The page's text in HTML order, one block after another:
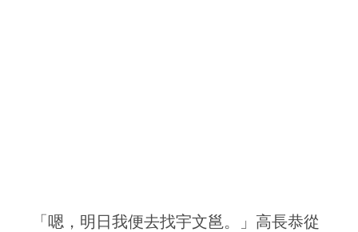
「嗯，明日我便去找宇文邕。」高長恭從